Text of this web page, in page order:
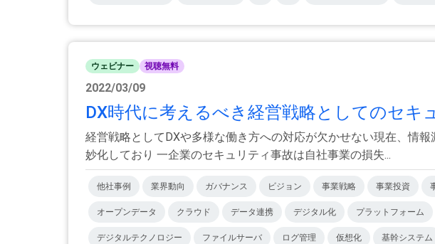
ウェビナー 視聴無料
2022/03/09
DX時代に考えるべき経営戦略としてのセキ
経営戦略としてDXや多様な働き方への対応が欠かせない現在、情
妙化しており 一企業のセキュリティ事故は自社事業の損失...
他社事例 業界動向 ガバナンス ビジョン 事業戦略 事業投資
オープンデータ クラウド データ連携 デジタル化 プラットフォーム
デジタルテクノロジー ファイルサーバ ログ管理 仮想化 基幹システム